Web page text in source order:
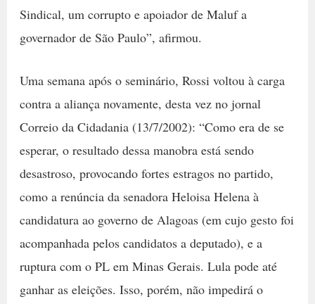
Sindical, um corrupto e apoiador de Maluf a
governador de São Paulo”, afirmou.
Uma semana após o seminário, Rossi voltou à carga
contra a aliança novamente, desta vez no jornal
Correio da Cidadania (13/7/2002): “Como era de se
esperar, o resultado dessa manobra está sendo
desastroso, provocando fortes estragos no partido,
como a renúncia da senadora Heloisa Helena à
candidatura ao governo de Alagoas (em cujo gesto foi
acompanhada pelos candidatos a deputado), e a
ruptura com o PL em Minas Gerais. Lula pode até
ganhar as eleições. Isso, porém, não impedirá o